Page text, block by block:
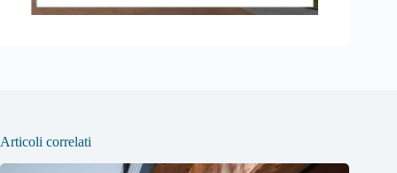
Articoli correlati